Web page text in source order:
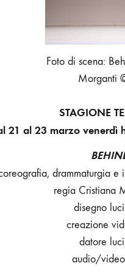
Foto di scena:
Morganti
STAGIONE
21 al 23 marzo venerdì
drammaturgia e
regia Cristiana
disegno
creazione
datore
audio/